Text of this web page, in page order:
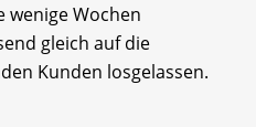
Wochen
gleich auf die
Kunden losgelassen.